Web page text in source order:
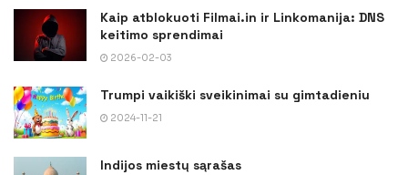
Kaip atblokuoti Filmai.in ir Linkomanija: DNS
keitimo sprendimai
2026-02-03
Trumpi vaikiški sveikinimai su gimtadieniu
2024-11-21
Indijos miestų sąrašas